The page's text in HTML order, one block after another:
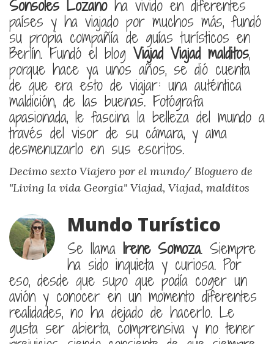
Sonsoles Lozano ha vivido en diferentes
países y ha viajado por muchos más, fundó
su propia compañía de guías turísticos en
Berlín. Fundó el blog Viajad Viajad malditos,
porque hace ya unos años, se dió cuenta
de que era esto de viajar: una auténtica
maldición, de las buenas. Fotógrafa
apasionada, le fascina la belleza del mundo a
través del visor de su cámara, y ama
desmenuzarlo en sus escritos.
Decimo sexto Viajero por el mundo/ Bloguero de
"Living la vida Georgia" Viajad, Viajad, malditos
Mundo Turístico
Se llama Irene Somoza. Siempre
ha sido inquieta y curiosa. Por
eso, desde que supo que podía coger un
avión y conocer en un momento diferentes
realidades, no ha dejado de hacerlo. Le
gusta ser abierta, comprensiva y no tener